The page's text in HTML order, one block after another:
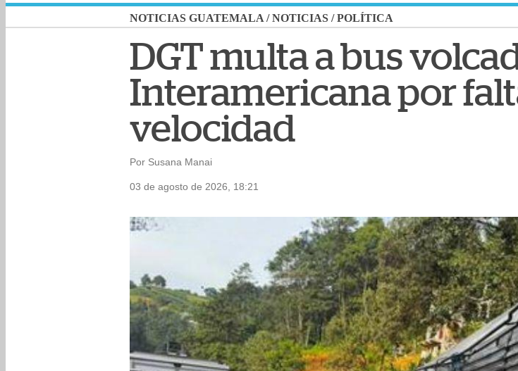
NOTICIAS GUATEMALA /NOTICIAS /POLÍTICA
DGT multa a bus
Interamericana por
velocidad
Por Susana Manai
03 de agosto de 2026, 18:21